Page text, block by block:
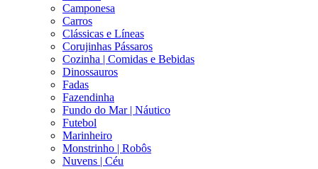
Camponesa
Carros
Clássicas e Líneas
Corujinhas Pássaros
Cozinha | Comidas e Bebidas
Dinossauros
Fadas
Fazendinha
Fundo do Mar | Náutico
Futebol
Marinheiro
Monstrinho | Robôs
Nuvens | Céu